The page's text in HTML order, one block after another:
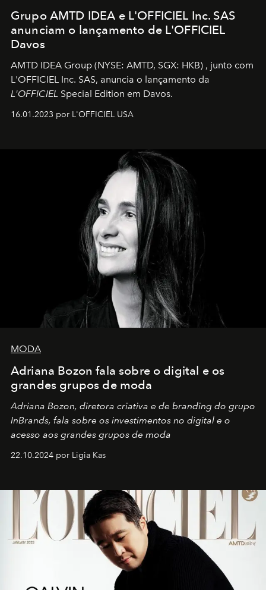
Grupo AMTD IDEA e L'OFFICIEL Inc. SAS
anunciam o lançamento de L'OFFICIEL
Davos
AMTD IDEA Group (NYSE: AMTD, SGX: HKB) , junto com
L'OFFICIEL Inc. SAS, anuncia o lançamento da
L'OFFICIEL Special Edition em Davos.
16.01.2023 por L'OFFICIEL USA
MODA
Adriana Bozon fala sobre o digital e os
grandes grupos de moda
Adriana Bozon, diretora criativa e de branding do grupo
InBrands, fala sobre os investimentos no digital e o
acesso aos grandes grupos de moda
22.10.2024 por Ligia Kas